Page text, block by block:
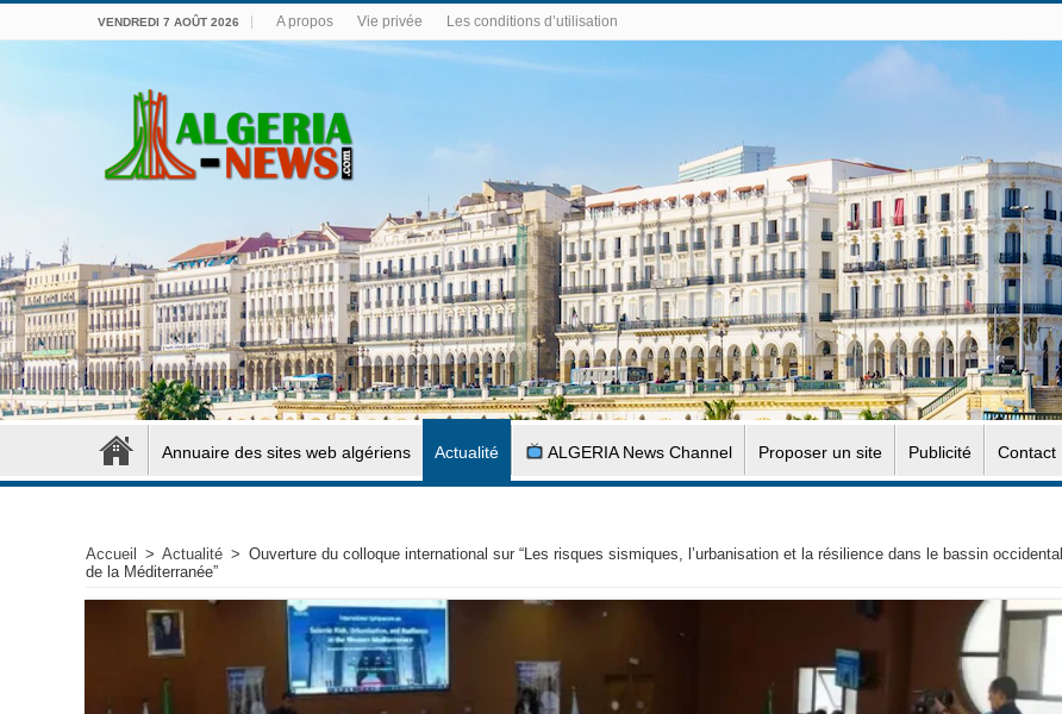
VENDREDI 7 AOÛT 2026 A propos Vie privée Les conditions d’utilisation
Annuaire des sites web algériens Actualité ALGERIA News Channel Proposer un site Publicité Contact
Accueil > Actualité > Ouverture du colloque international sur “Les risques sismiques, l’urbanisation et la résilience dans le bassin occidental
de la Méditerranée”